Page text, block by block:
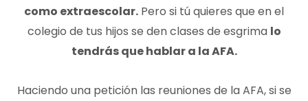
como extraescolar. Pero si tú quieres que en el
colegio de tus hijos se den clases de esgrima lo
tendrás que hablar a la AFA.
Haciendo una petición las reuniones de la AFA, si se